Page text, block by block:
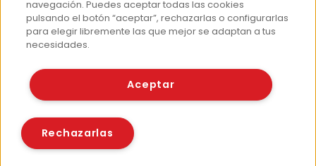
Prensa
Corpus Lingüístico Consumer
© Fundación EROSKI
Políticas de cookies
navegación. Puedes aceptar todas las cookies
pulsando el botón “aceptar”, rechazarlas o configurarlas
para elegir libremente las que mejor se adaptan a tus
necesidades.
Aceptar
Rechazarlas